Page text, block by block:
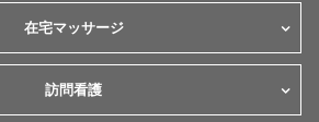
在宅マッサージ
訪問看護